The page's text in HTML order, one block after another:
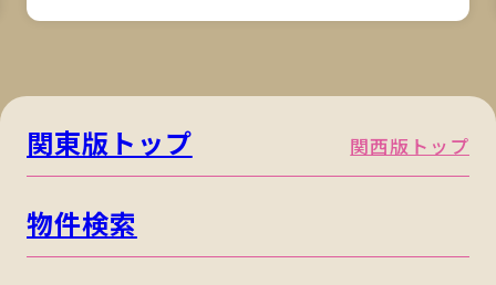
関東版トップ 関西版トップ
物件検索